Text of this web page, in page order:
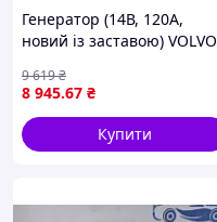
Генератор (14В, 120А,
новий із заставою) VOLVO
INTERSTAR, PRIMASTAR,
OPEL MOVANO A, VIVARO A,
RENAULT LAGUNA I,
8 945.67 ₴
9 619₴
Купити